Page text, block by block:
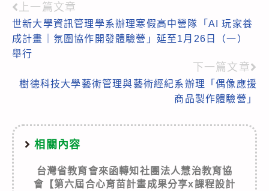
Read
more
articles
上一篇文章
世新大學資訊管理學系辦理寒假高中營隊「AI 玩家養
成計畫｜氛圍協作開發體驗營」延至1月26日（一）
舉行
下一篇文章
樹德科技大學藝術管理與藝術經紀系辦理「偶像應援
商品製作體驗營」
相關內容
台灣省教育會來函轉知社團法人慧治教育協
會【第六屆合心育苗計畫成果分享x課程設計